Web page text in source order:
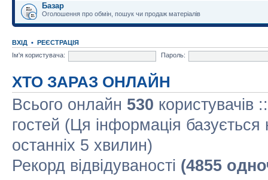
Базар
Оголошення про обмін, пошук чи продаж матеріалів
ВХІД • РЕЄСТРАЦІЯ
Ім'я користувача:
Пароль:
ХТО ЗАРАЗ ОНЛАЙН
Всього онлайн 530 користувачів
гостей (Ця інформація базується
останніх 5 хвилин)
Рекорд відвідуваності (4855